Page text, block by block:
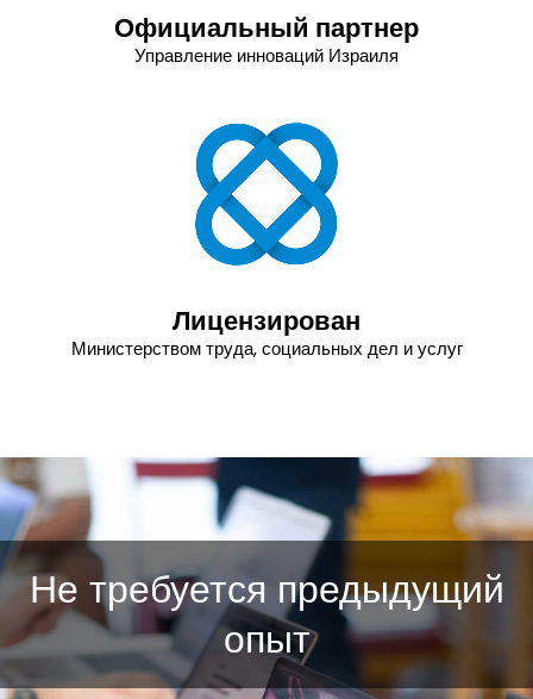
Официальный партнер
Управление инноваций Израиля
Лицензирован
Министерством труда, социальных дел и услуг
Не требуется предыдущий
опыт